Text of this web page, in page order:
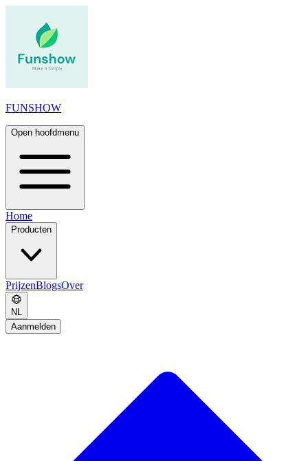
FUNSHOW
Open hoofdmenu
Home
Producten
PrijzenBlogsOver
NL
Aanmelden